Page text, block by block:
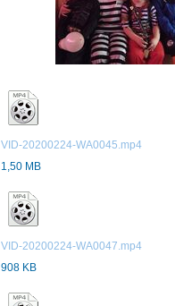
VID-20200224-WA0045.mp4
1,50 MB
VID-20200224-WA0047.mp4
908 KB